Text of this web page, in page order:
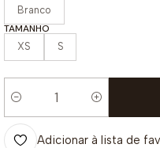
Branco
TAMANHO
XS S
Quantidade
Adicionar à lista de